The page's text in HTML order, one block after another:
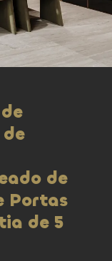
de
Portas
de 5